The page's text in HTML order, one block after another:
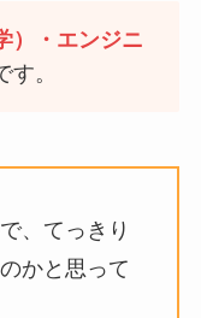
）・エンジニ
。
、てっきり
かと思って